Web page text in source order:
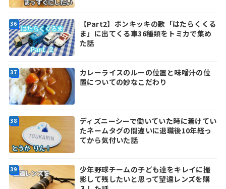
【Part2】ポンキッキの歌「はたらくくる
ま」に出てくる車36種類をトミカで集め
た話
カレーライスのルーの位置と味噌汁の位
置についての妙なこだわり
ディズニーシーで働いていた時に着けてい
たネームタグの間違いに退職後10年経っ
てから気付いた話
少年野球チームの子ども達をキレイに撮
影して残したいと思って望遠レンズを購